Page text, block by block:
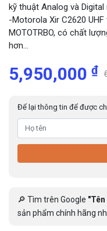
kỹ thuật Analog và Digital
-Motorola Xir C2620
MOTOTRBO, có chất
hơn…
5,950,000 ₫
Để lại thông tin để được
🔎 Tìm trên Google
sản phẩm chính hãng